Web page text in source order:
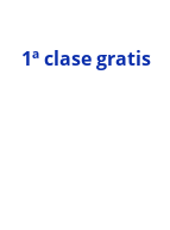
1ª clase gratis